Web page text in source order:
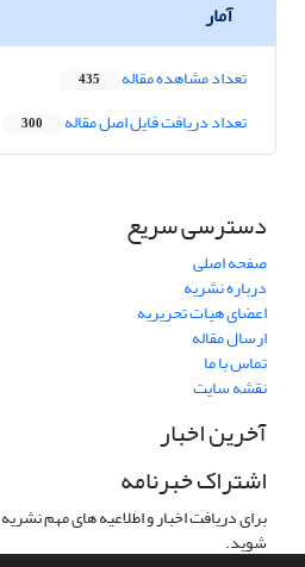
آمار
تعداد مشاهده مقاله 435
تعداد دریافت فایل اصل مقاله 300
دسترسی سریع
صفحه اصلی
درباره نشریه
اعضای هیات تحریریه
ارسال مقاله
تماس با ما
نقشه سایت
آخرین اخبار
اشتراک خبرنامه
برای دریافت اخبار و اطلاعیه های مهم
شوید.